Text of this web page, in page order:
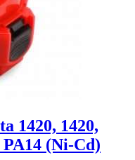
1420, 1420,
PA14 (Ni-Cd)